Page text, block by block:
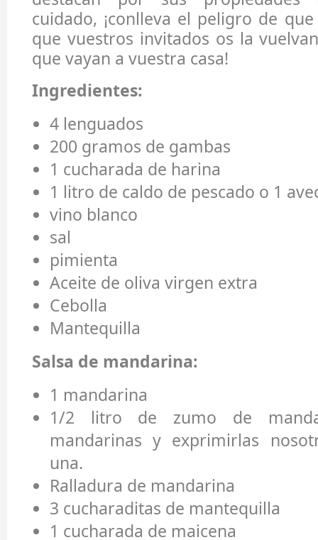
cuidado, ¡conlleva el peligro de
que vuestros invitados os la
que vayan a vuestra casa!
Ingredientes:
4 lenguados
200 gramos de gambas
1 cucharada de harina
1 litro de caldo de pescado o 1
vino blanco
sal
pimienta
Aceite de oliva virgen extra
Cebolla
Mantequilla
Salsa de mandarina:
1 mandarina
1/2 litro de zumo de
mandarinas y exprimirlas
una.
Ralladura de mandarina
3 cucharaditas de mantequilla
1 cucharada de maicena